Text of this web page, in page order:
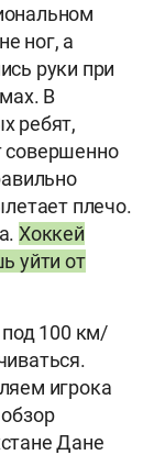
ног, а
руки при
В
ребят,
совершенно
плечо.
Хоккей
уйти от
100 км/
игрока
Дане